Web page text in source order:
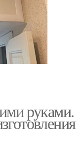
руками.